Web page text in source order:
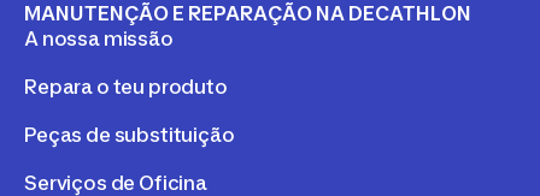
MANUTENÇÃO E REPARAÇÃO NA DECATHLON
A nossa missão
Repara o teu produto
Peças de substituição
Serviços de Oficina